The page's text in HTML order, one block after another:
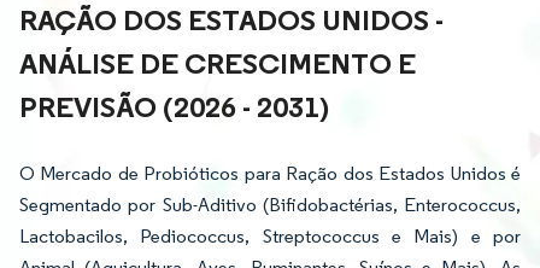
RAÇÃO DOS ESTADOS UNIDOS -
ANÁLISE DE CRESCIMENTO E
PREVISÃO (2026 - 2031)
O Mercado de Probióticos para Ração dos Estados Unidos é
Segmentado por Sub-Aditivo (Bifidobactérias, Enterococcus,
Lactobacilos, Pediococcus, Streptococcus e Mais) e por